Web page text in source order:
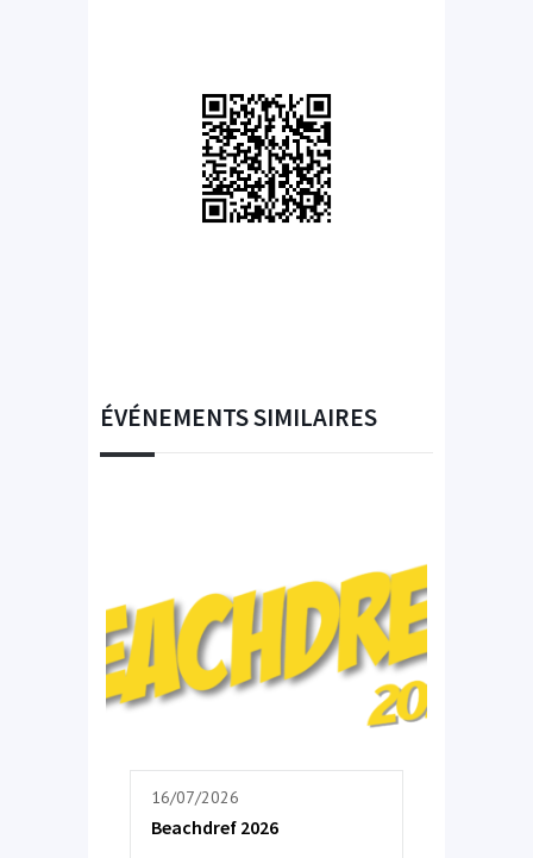
ÉVÉNEMENTS SIMILAIRES
16/07/2026
Beachdref 2026